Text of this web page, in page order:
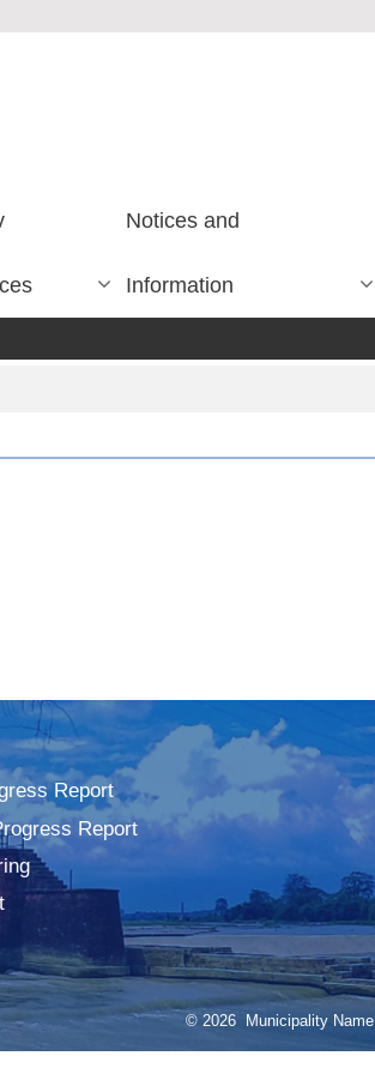
Notices and
Information
Report
Report
© 2026 Municipality Name